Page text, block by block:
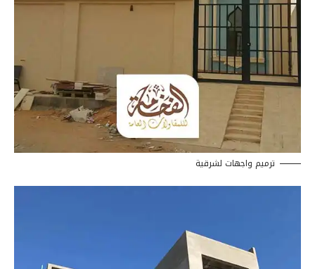
ترميم واجهات لشرقية